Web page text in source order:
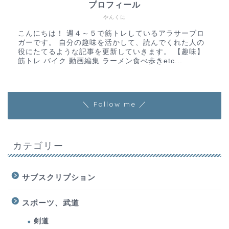
やんくに
プロフィール
こんにちは！ 週４～５で筋トレしているアラサーブロ
ガーです。 自分の趣味を活かして、読んでくれた人の
役にたてるような記事を更新していきます。 【趣味】
筋トレ バイク 動画編集 ラーメン食べ歩きetc...
＼ Follow me ／
カテゴリー
サブスクリプション
スポーツ、武道
剣道